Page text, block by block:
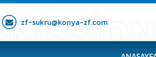
zf-sukru@konya-zf.com